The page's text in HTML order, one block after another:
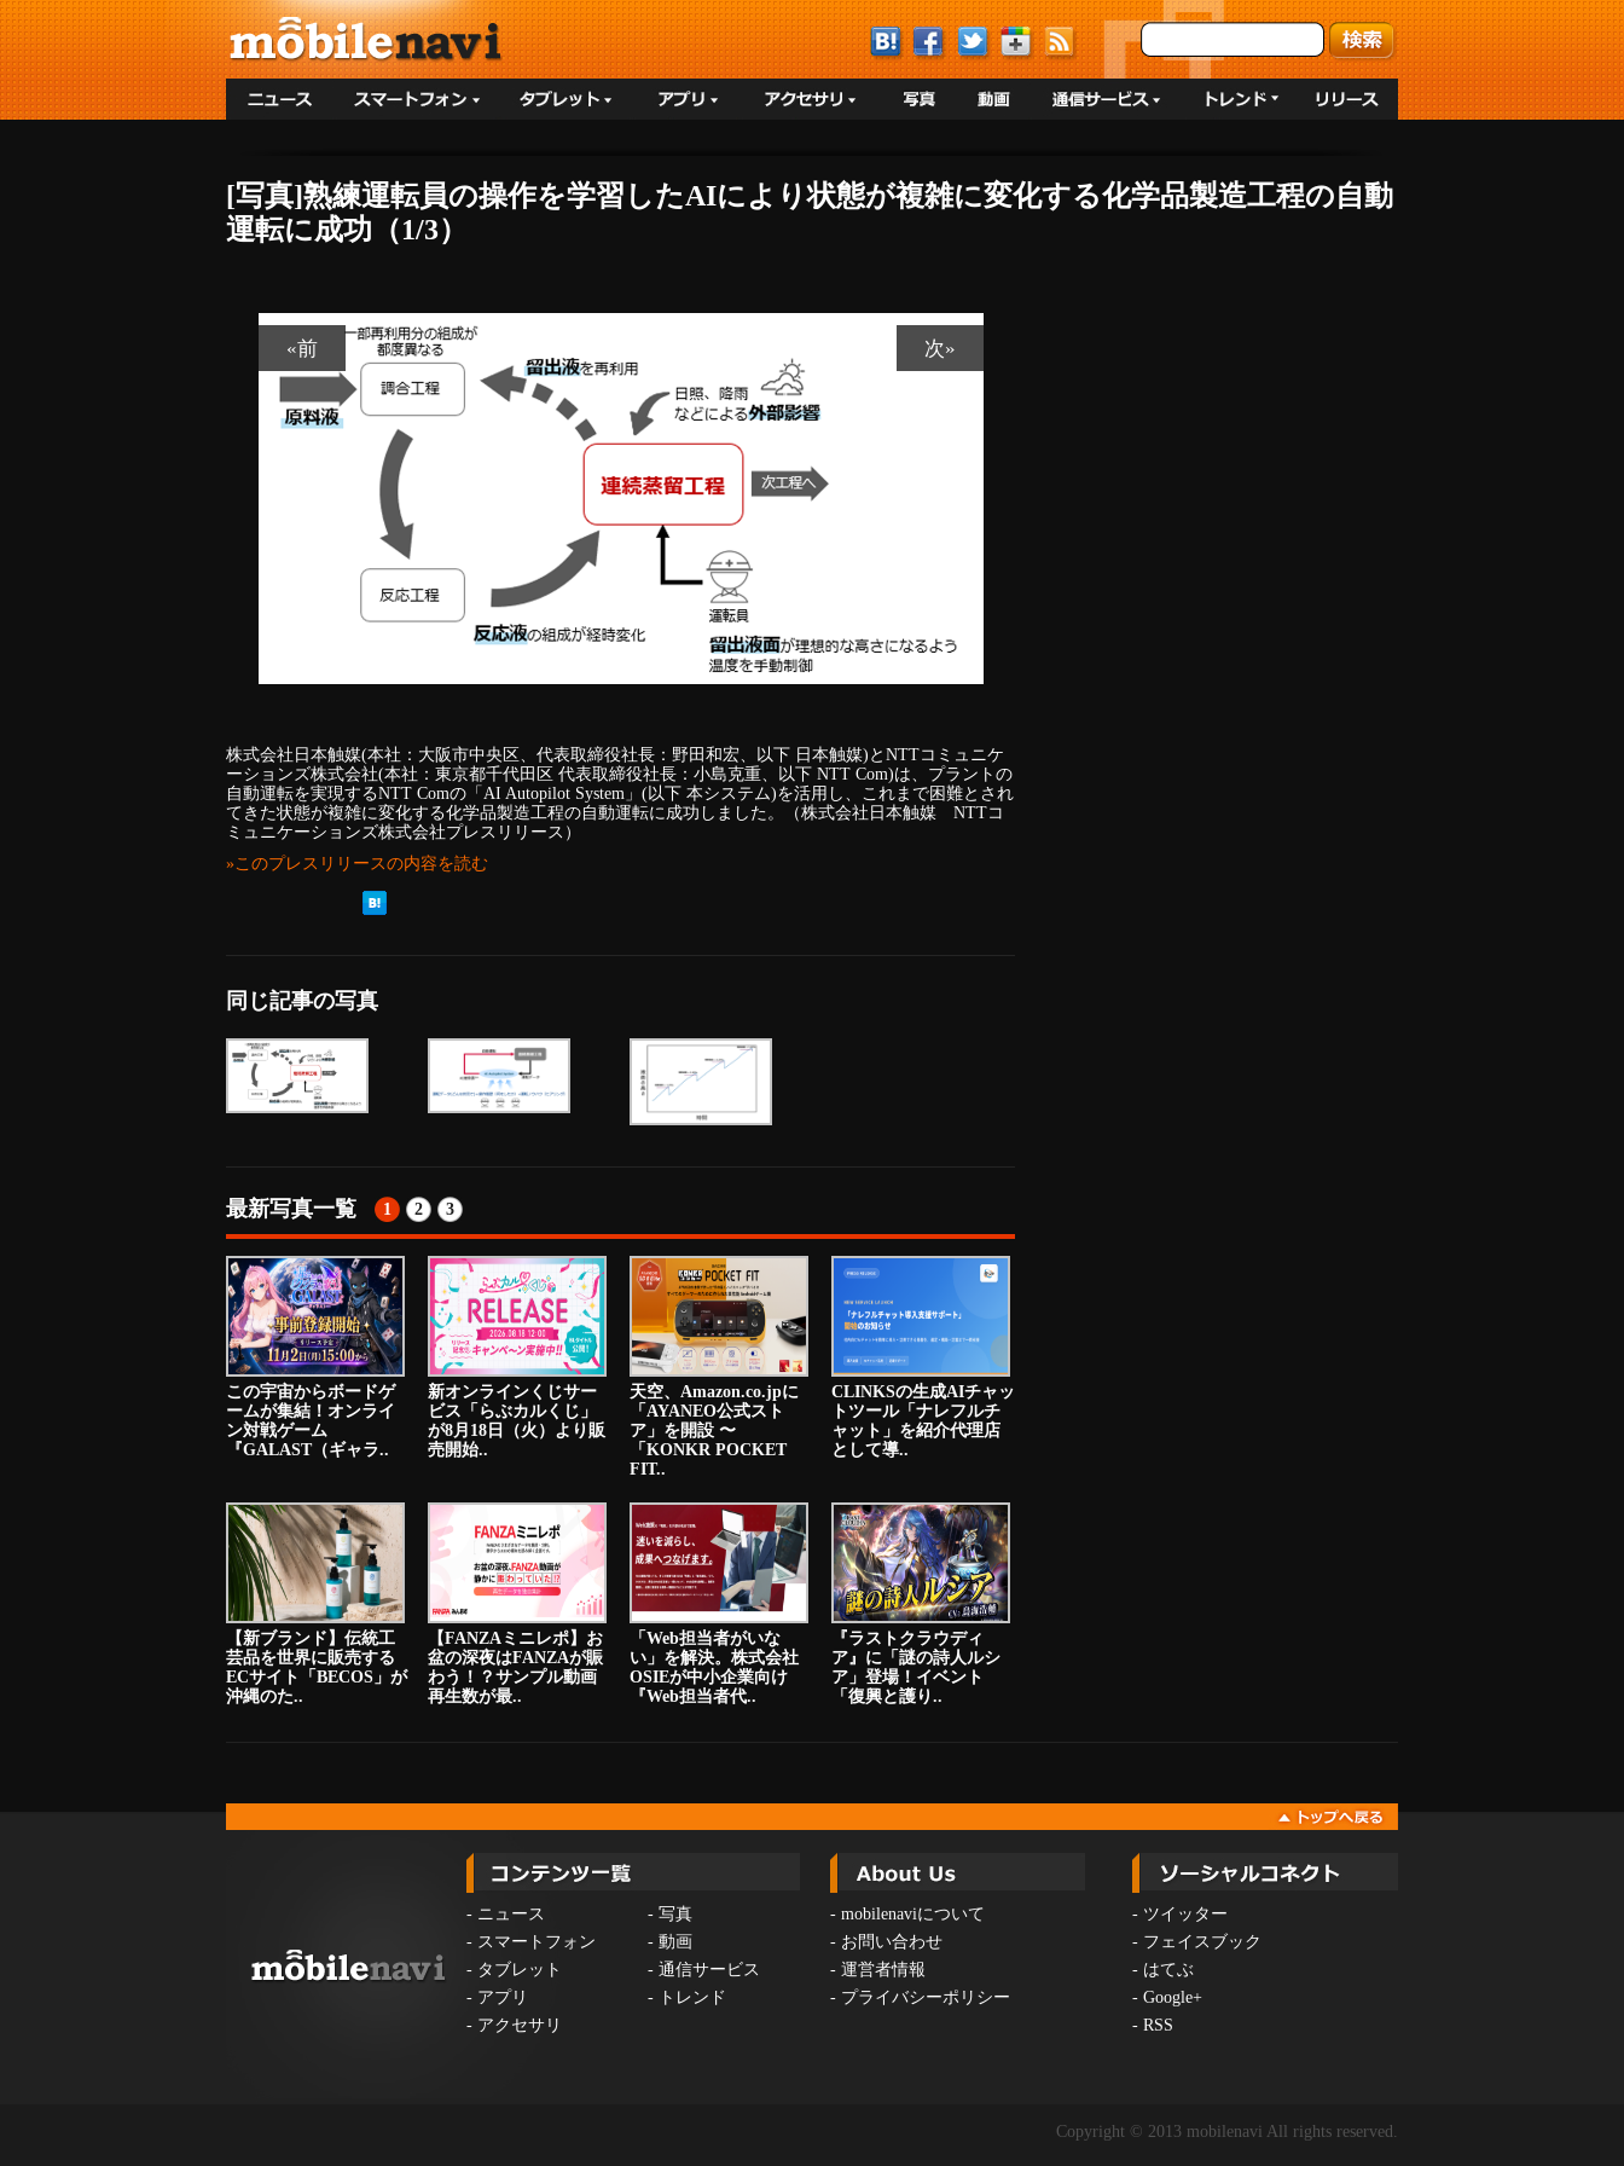
[写真]熟練運転員の操作を学習したAIにより状態が複雑に変化する化学品製造工程の自動
運転に成功（1/3）
«前 次»
株式会社日本触媒(本社：大阪市中央区、代表取締役社長：野田和宏、以下 日本触媒)とNTTコミュニケ
ーションズ株式会社(本社：東京都千代田区 代表取締役社長：小島克重、以下 NTT Com)は、プラントの
自動運転を実現するNTT Comの「AI Autopilot System」(以下 本システム)を活用し、これまで困難とされ
てきた状態が複雑に変化する化学品製造工程の自動運転に成功しました。（株式会社日本触媒 NTTコ
ミュニケーションズ株式会社プレスリリース）
»このプレスリリースの内容を読む
同じ記事の写真
最新写真一覧 1 2 3
この宇宙からボードゲ
ームが集結！オンライ
ン対戦ゲーム
『GALAST（ギャラ..
新オンラインくじサー
ビス「らぶカルくじ」
が8月18日（火）より販
売開始..
天空、Amazon.co.jpに
「AYANEO公式スト
ア」を開設 〜
「KONKR POCKET
FIT..
CLINKSの生成AIチャッ
トツール「ナレフルチ
ャット」を紹介代理店
として導..
【新ブランド】伝統工
芸品を世界に販売する
ECサイト「BECOS」が
沖縄のた..
【FANZAミニレポ】お
盆の深夜はFANZAが賑
わう！？サンプル動画
再生数が最..
「Web担当者がいな
い」を解決。株式会社
OSIEが中小企業向け
『Web担当者代..
『ラストクラウディ
ア』に「謎の詩人ルシ
ア」登場！イベント
「復興と護り..
- ニュース - 写真
- スマートフォン - 動画
- タブレット - 通信サービス
- アプリ -
トレンド
- アクセサリ
- mobilenaviについて
- お問い合わせ
- 運営者情報
- プライバシーポリシー
- ツイッター
- フェイスブック
- はてぶ
- Google+
- RSS
Copyright © 2013 mobilenavi All rights reserved.